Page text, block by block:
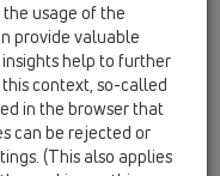
детали /
Надставные
материалы/
usage of the
provide valuable
insights help to further
context, so-called
in the browser that
can be rejected or
(This also applies